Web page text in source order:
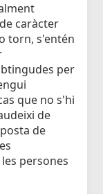
caràcter
torn, s'entén
per
que no s'hi
de
de
persones